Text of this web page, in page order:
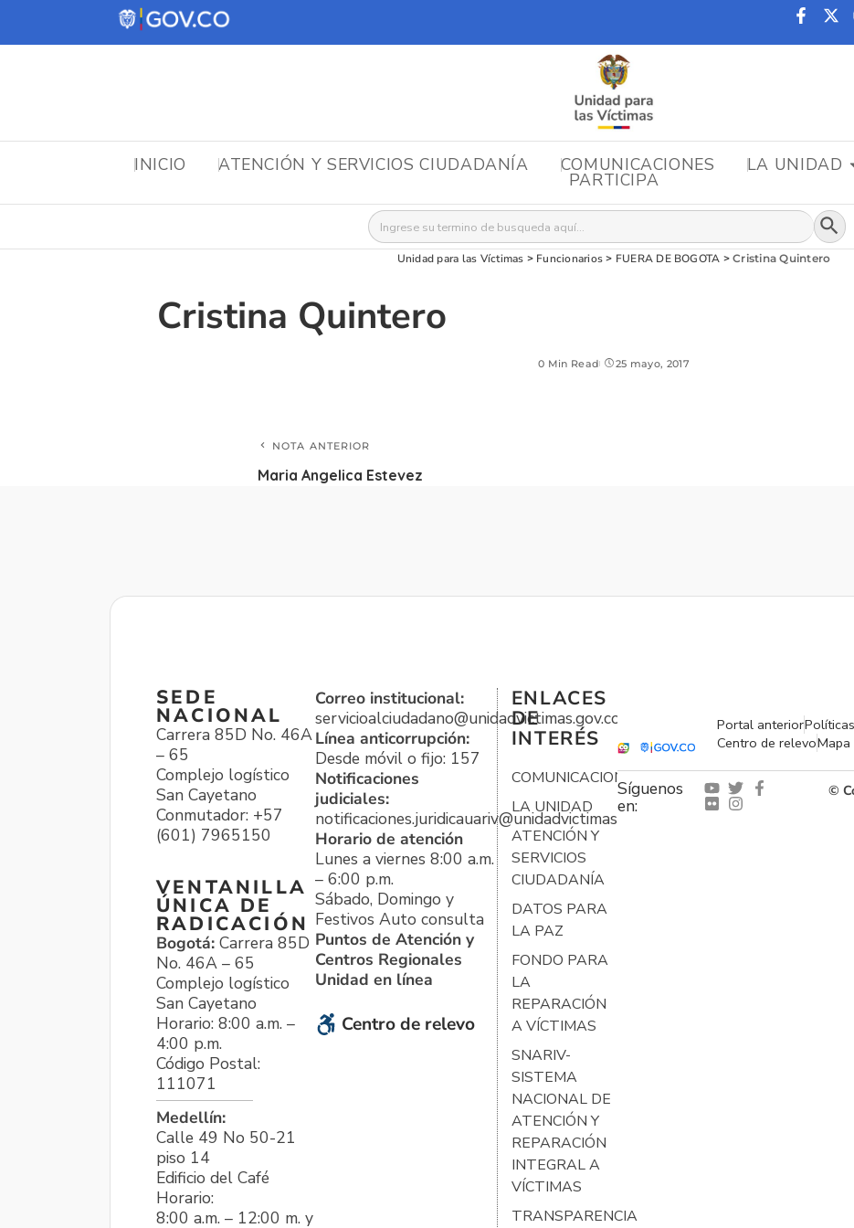
INICIO ATENCIÓN Y SERVICIOS CIUDADANÍA COMUNICACIONES LA UNIDAD
PARTICIPA
Buscar:
Unidad para las Víctimas > Funcionarios > FUERA DE BOGOTA >Cristina Quintero
Cristina Quintero
0 Min Read 25 mayo, 2017
NOTA ANTERIOR
Maria Angelica Estevez
SEDE
NACIONAL
Carrera 85D No. 46A
– 65
Complejo logístico
San Cayetano
Conmutador: +57
(601) 7965150
VENTANILLA
ÚNICA DE
RADICACIÓN
Bogotá: Carrera 85D
No. 46A – 65
Complejo logístico
San Cayetano
Horario: 8:00 a.m. –
4:00 p.m.
Código Postal:
111071
Medellín:
Calle 49 No 50-21
piso 14
Edificio del Café
Horario:
8:00 a.m. – 12:00 m. y
Correo institucional:
servicioalciudadano@unidadvictimas.gov.co
Línea anticorrupción:
Desde móvil o fijo: 157
Notificaciones
judiciales:
notificaciones.juridicauariv@unidadvictimas.gov.co
Horario de atención
Lunes a viernes 8:00 a.m.
– 6:00 p.m.
Sábado, Domingo y
Festivos Auto consulta
Puntos de Atención y
Centros Regionales
Unidad en línea
Centro de relevo
ENLACES
DE
INTERÉS
COMUNICACIONES
LA UNIDAD
ATENCIÓN Y
SERVICIOS
CIUDADANÍA
DATOS PARA
LA PAZ
FONDO PARA
LA
REPARACIÓN
A VÍCTIMAS
SNARIV-
SISTEMA
NACIONAL DE
ATENCIÓN Y
REPARACIÓN
INTEGRAL A
VÍCTIMAS
TRANSPARENCIA
Portal anterior
Centro de relevo
Síguenos
en:
©